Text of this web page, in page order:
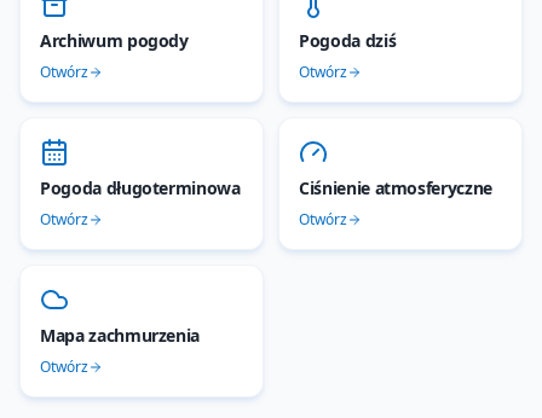
Archiwum pogody
Otwórz
Pogoda dziś
Otwórz
Pogoda długoterminowa
Otwórz
Ciśnienie atmosferyczne
Otwórz
Mapa zachmurzenia
Otwórz